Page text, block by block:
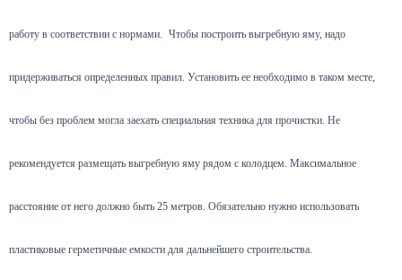
работу в соответствии с нормами. Чтобы построить выгребную яму, надо
придерживаться определенных правил. Установить ее необходимо в таком месте,
чтобы без проблем могла заехать специальная техника для прочистки. Не
рекомендуется размещать выгребную яму рядом с колодцем. Максимальное
расстояние от него должно быть 25 метров. Обязательно нужно использовать
пластиковые герметичные емкости для дальнейшего строительства.